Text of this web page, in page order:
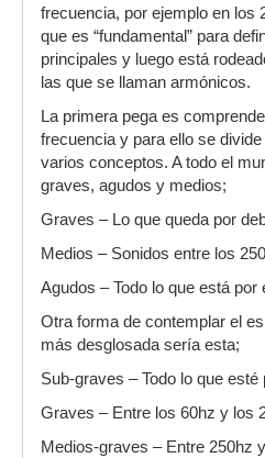
frecuencia, por ejemplo en los
que es “fundamental” para
principales y luego está
las que se llaman armónicos.
La primera pega es
frecuencia y para ello se
varios conceptos. A todo el
graves, agudos y medios;
Graves – Lo que queda por
Medios – Sonidos entre los
Agudos – Todo lo que está por
Otra forma de contemplar el
más desglosada sería esta;
Sub-graves – Todo lo que
Graves – Entre los 60hz y los
Medios-graves – Entre 250hz